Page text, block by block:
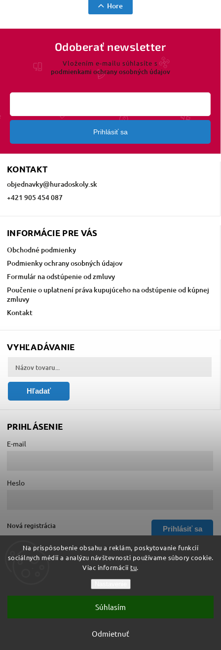
Na prispôsobenie obsahu a reklám, poskytovanie funkcií
sociálnych médií a analýzu návštevnosti používame súbory cookie.
Viac informácií tu.
Odmietnuť
Súhlasím
Hore
KONTAKT
objednavky@huradoskoly.sk
+421 905 454 087
INFORMÁCIE PRE VÁS
Obchodné podmienky
Podmienky ochrany osobných údajov
Formulár na odstúpenie od zmluvy
Poučenie o uplatnení práva kupujúceho na odstúpenie od kúpnej
zmluvy
Kontakt
Odoberať newsletter
Vložením e-mailu súhlasíte s
podmienkami ochrany osobných údajov
Prihlásiť sa
VYHĽADÁVANIE
Hľadať
PRIHLÁSENIE
E-mail
Heslo
Prihlásiť sa
Nová registrácia
Zabudnuté heslo
Vytvoril Shoptet
Hurá do školy. Všetky práva vyhradené.
Upraviť nastavenie cookies
Shoptet| Design